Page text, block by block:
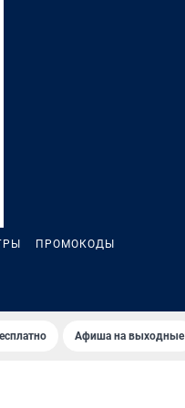
ПРОМОКОДЫ
Афиша на выходные